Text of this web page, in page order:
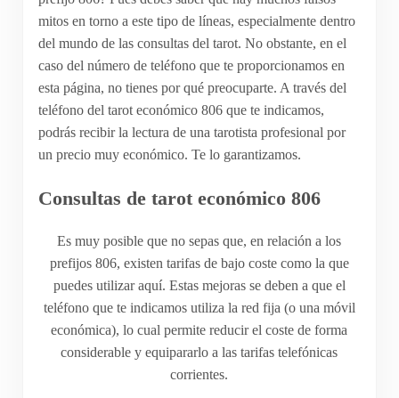
mitos en torno a este tipo de líneas, especialmente dentro
del mundo de las consultas del tarot. No obstante, en el
caso del número de teléfono que te proporcionamos en
esta página, no tienes por qué preocuparte. A través del
teléfono del tarot económico 806 que te indicamos,
podrás recibir la lectura de una tarotista profesional por
un precio muy económico. Te lo garantizamos.
Consultas de tarot económico 806
Es muy posible que no sepas que, en relación a los
prefijos 806, existen tarifas de bajo coste como la que
puedes utilizar aquí. Estas mejoras se deben a que el
teléfono que te indicamos utiliza la red fija (o una móvil
económica), lo cual permite reducir el coste de forma
considerable y equipararlo a las tarifas telefónicas
corrientes.